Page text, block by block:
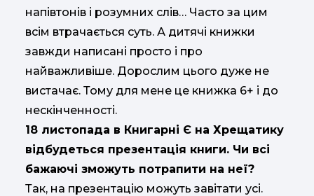
напівтонів і розумних слів… Часто за цим
всім втрачається суть. А дитячі книжки
завжди написані просто і про
найважливіше. Дорослим цього дуже не
вистачає. Тому для мене це книжка 6+ і до
нескінченності.
18 листопада в Книгарні Є на Хрещатику
відбудеться презентація книги. Чи всі
бажаючі зможуть потрапити на неї?
Так, на презентацію можуть завітати усі.